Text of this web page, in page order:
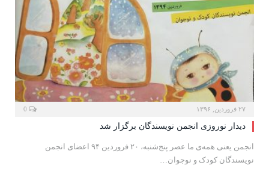
۲۷ فروردین, ۱۳۹۶
دیدار نوروزی انجمن نویسندگان برگزار شد
انجمن یعنی همه‌ی ما عصر پنج‌شنبه، ۲۰ فروردین ۹۴ اعضای انجمن
نویسندگان کودک و نوجوان…